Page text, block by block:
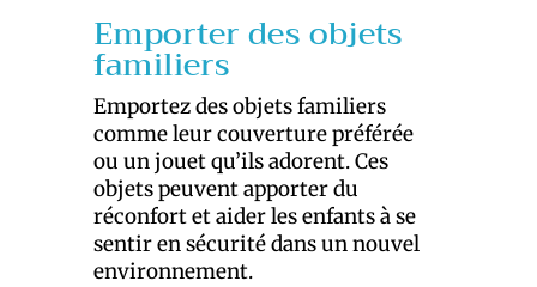
Emporter des objets
familiers
Emportez des objets familiers
comme leur couverture préférée
ou un jouet qu’ils adorent. Ces
objets peuvent apporter du
réconfort et aider les enfants à se
sentir en sécurité dans un nouvel
environnement.